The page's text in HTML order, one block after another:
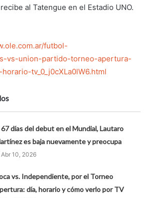
al Tatengue en el Estadio UNO.
futbol-
vs-union-partido-torneo-apertura-
tv_0_j0cXLa0lW6.html
días del debut en el Mundial, Lautaro
es baja nuevamente y preocupa
Abr 10, 2026
vs. Independiente, por el Torneo
día, horario y cómo verlo por TV